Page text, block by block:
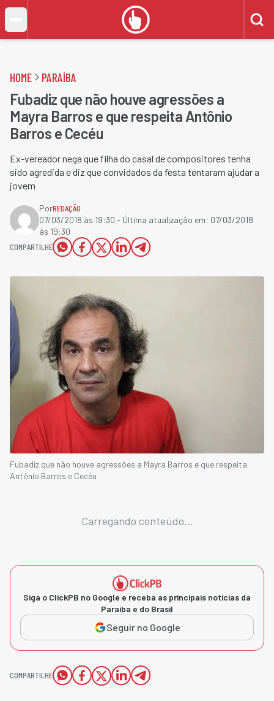
HOME PARAÍBA
Fubadiz que não houve agressões a
Mayra Barros e que respeita Antônio
Barros e Cecéu
Ex-vereador nega que filha do casal de compositores tenha
sido agredida e diz que convidados da festa tentaram ajudar a
jovem
PorREDAÇÃO
07/03/2018 às 19:30 - Última atualização em: 07/03/2018
às 19:30
COMPARTILHE
Fubadiz que não houve agressões a Mayra Barros e que respeita
Antônio Barros e Cecéu
Carregando conteúdo...
Siga o ClickPB no Google e receba as principais notícias da
Paraíba e do Brasil
Seguir no Google
COMPARTILHE